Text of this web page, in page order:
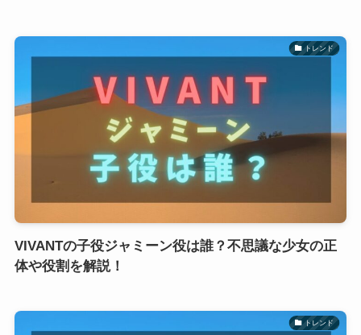
トレンド
VIVANTの子役ジャミーン役は誰？不思議な少女の正
体や役割を解説！
トレンド